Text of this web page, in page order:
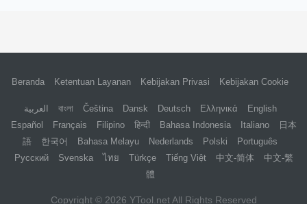
Beranda Ketentuan Layanan Kebijakan Privasi Kebijakan Cookie
العربية বাংলা Čeština Dansk Deutsch Ελληνικά
English
Español
Français Filipino हिन्दी Bahasa Indonesia Italiano
日本
語
한국어 Bahasa Melayu Nederlands Polski
Português
Русский
Svenska ไทย Türkçe Tiếng Việt 中文-简体
中文-繁
體
Copyright © 2026 YTool.netAll Rights Reserved